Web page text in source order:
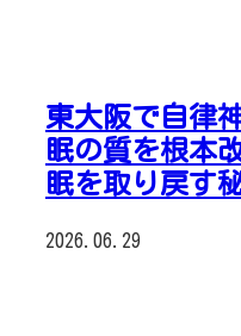
東大阪で自律
眠の質を根本
眠を取り戻す
2026.06.29